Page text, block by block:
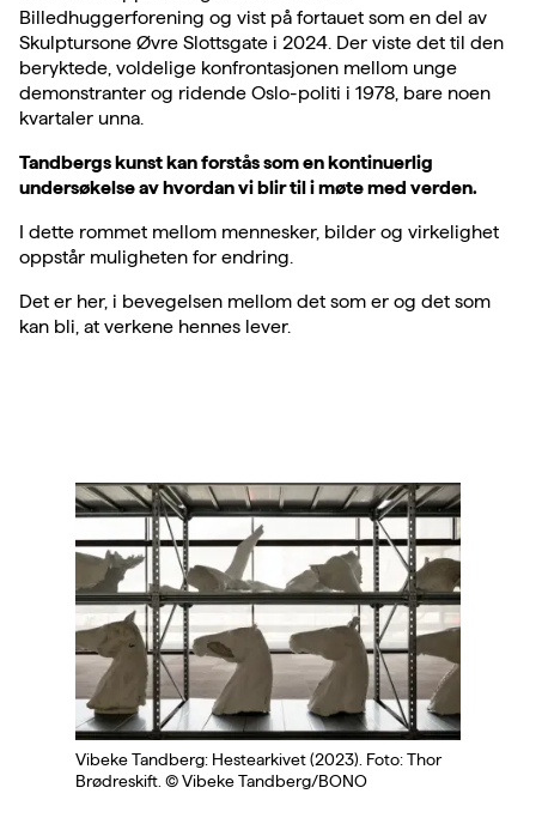
Billedhuggerforening og vist på fortauet som en del av
Skulptursone Øvre Slottsgate i 2024. Der viste det til den
beryktede, voldelige konfrontasjonen mellom unge
demonstranter og ridende Oslo-politi i 1978, bare noen
kvartaler unna.
Tandbergs kunst kan forstås som en kontinuerlig
undersøkelse av hvordan vi blir til i møte med verden.
I dette rommet mellom mennesker, bilder og virkelighet
oppstår muligheten for endring.
Det er her, i bevegelsen mellom det som er og det som
kan bli, at verkene hennes lever.
Vibeke Tandberg: Hestearkivet (2023). Foto: Thor
Brødreskift. © Vibeke Tandberg/BONO